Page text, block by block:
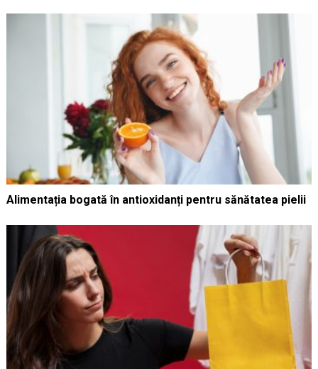
Alimentația bogată în antioxidanți pentru sănătatea pielii